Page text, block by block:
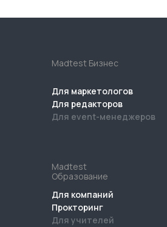
Madtest Бизнес
Для маркетологов
Для редакторов
Для event-менеджеров
Madtest
Образование
Для компаний
Прокторинг
Для учителей